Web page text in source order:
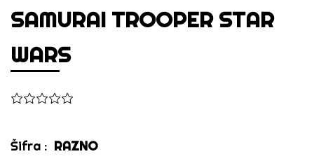
SAMURAI TROOPER STAR
WARS
Šifra : RAZNO